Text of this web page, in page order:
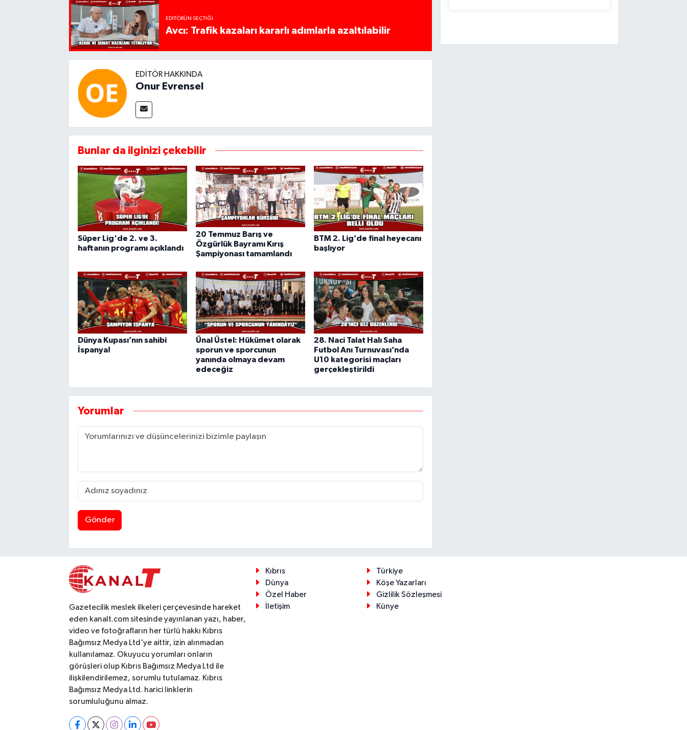
EDITÖRÜN SEÇTIĞI
Avcı: Trafik kazaları kararlı adımlarla azaltılabilir
EDITÖR HAKKINDA
Onur Evrensel
Bunlar da ilginizi çekebilir
Süper Lig'de 2. ve 3.
haftanın programı açıklandı
20 Temmuz Barış ve
Özgürlük Bayramı Kırış
Şampiyonası tamamlandı
BTM 2. Lig’de final heyecanı
başlıyor
Dünya Kupası’nın sahibi
İspanya!
Ünal Üstel: Hükümet olarak
sporun ve sporcunun
yanında olmaya devam
edeceğiz
28. Naci Talat Halı Saha
Futbol Anı Turnuvası’nda
U10 kategorisi maçları
gerçekleştirildi
Yorumlar
Gönder
Gazetecilik meslek ilkeleri çerçevesinde hareket
eden kanalt.com sitesinde yayınlanan yazı, haber,
video ve fotoğrafların her türlü hakkı Kıbrıs
Bağımsız Medya Ltd'ye aittir, izin alınmadan
kullanılamaz. Okuyucu yorumları onların
görüşleri olup Kıbrıs Bağımsız Medya Ltd ile
ilişkilendirilemez, sorumlu tutulamaz. Kıbrıs
Bağımsız Medya Ltd. harici linklerin
sorumluluğunu almaz.
Kıbrıs
Türkiye
Dünya
Köşe Yazarları
Özel Haber
Gizlilik Sözleşmesi
İletişim
Künye